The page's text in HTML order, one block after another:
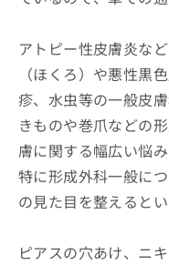
アトピー性皮膚炎な
（ほくろ）や悪性黒
疹、水虫等の一般皮
きものや巻爪などの
膚に関する幅広い悩
特に形成外科一般に
の見た目を整えると
ピアスの穴あけ、ニ